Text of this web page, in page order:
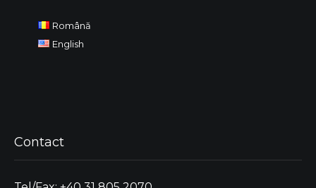
Română
English
Contact